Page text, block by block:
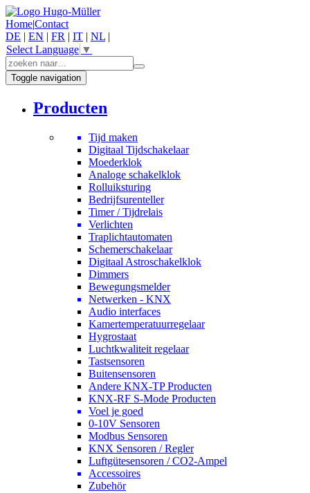
Home|Contact
DE | EN | FR | IT | NL |
Select Language ▼
Toggle navigation
Producten
Tijd maken
Digitaal Tijdschakelaar
Moederklok
Analoge schakelklok
Rolluiksturing
Bedrijfsurenteller
Timer / Tijdrelais
Verlichten
Traplichtautomaten
Schemerschakelaar
Digitaal Astroschakelklok
Dimmers
Bewegungsmelder
Netwerken - KNX
Audio interfaces
Kamertemperatuurregelaar
Hygrostaat
Luchtkwaliteit regelaar
Tastsensoren
Buitensensoren
Andere KNX-TP Producten
KNX-RF S-Mode Producten
Voel je goed
0-10V Sensoren
Modbus Sensoren
KNX Sensoren / Regler
Luftgütesensoren / CO2-Ampel
Accessoires
Zubehör